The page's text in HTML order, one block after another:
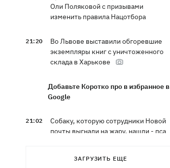
Оли Поляковой с призывами
изменить правила Нацотбора
21:20
Во Львове выставили обгоревшие
экземпляры книг с уничтоженного
склада в Харькове
Добавьте Коротко про в избранное в
Google
21:02
Собаку, которую сотрудники Новой
почты выгнали на жару, нашли - пса
ЗАГРУЗИТЬ ЕЩЕ